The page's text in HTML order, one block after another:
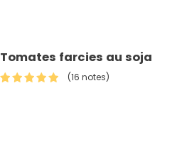
Tomates farcies au soja
(16 notes)